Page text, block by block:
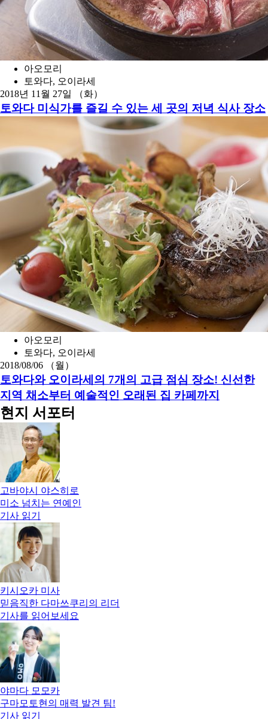
아오모리
토와다, 오이라세
2018년 11월 27일 （화）
토와다 미식가를 즐길 수 있는 세 곳의 저녁 식사 장소
아오모리
토와다, 오이라세
2018/08/06 （월）
토와다와 오이라세의 7개의 고급 점심 장소! 신선한
지역 채소부터 예술적인 오래된 집 카페까지
현지 서포터
고바야시 야스히로
미소 넘치는 연예인
기사 읽기
키시오카 미사
믿음직한 다마쓰쿠리의 리더
기사를 읽어보세요
야마다 모모카
구마모토현의 매력 발견 팀!
기사 읽기